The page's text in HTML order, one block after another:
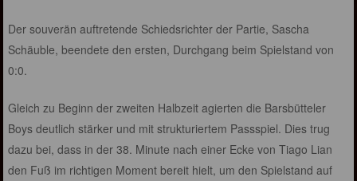
Der souverän auftretende Schiedsrichter der Partie, Sascha
Schäuble, beendete den ersten, Durchgang beim Spielstand von
0:0.
Gleich zu Beginn der zweiten Halbzeit agierten die Barsbütteler
Boys deutlich stärker und mit strukturiertem Passspiel. Dies trug
dazu bei, dass in der 38. Minute nach einer Ecke von Tiago Lian
den Fuß im richtigen Moment bereit hielt, um den Spielstand auf